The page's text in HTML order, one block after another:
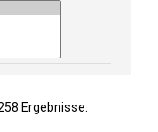
Ergebnisse.